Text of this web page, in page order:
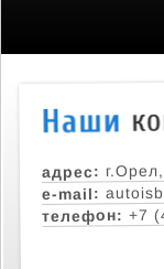
адрес:
e-mail:
телефон: +7